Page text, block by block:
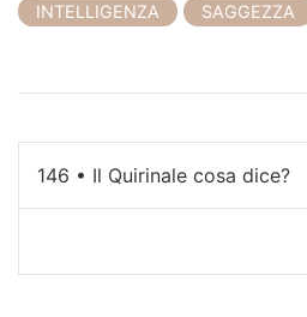
INTELLIGENZA SAGGEZZA
N
a
146 • Il Quirinale cosa dice?